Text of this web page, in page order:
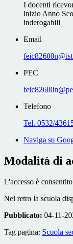
I docenti
inizio Anno
inderogabili
Email
PEC
Telefono
Tel. 0532/
Naviga su
Modalità di
L'accesso è
Nel retro la scuola
Pubblicato: 04-11-
Tag pagina: Scuola